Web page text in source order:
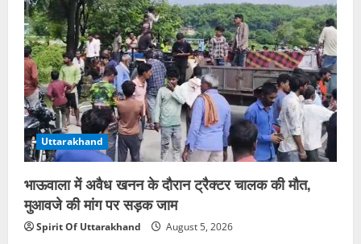
Uttarakhand
भाऊवाला में अवैध खनन के दौरान ट्रैक्टर चालक की मौत,
मुआवजे की मांग पर सड़क जाम
Spirit Of Uttarakhand August 5, 2026